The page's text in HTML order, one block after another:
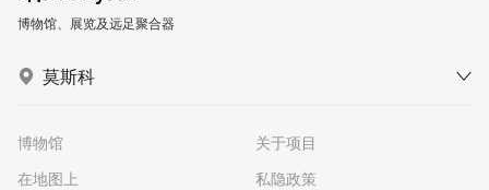
博物馆、展览及远足聚合器
莫斯科
博物馆
在地图上
关于项目
私隐政策